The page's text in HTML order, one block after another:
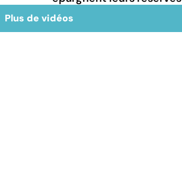
Plus de vidéos